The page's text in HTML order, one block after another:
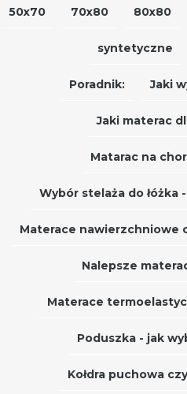
50x70 70x80 80x80
syntetyczne
Poradnik: Jaki
Jaki materac
Matarac na
Wybór stelaża do łóżka
Materace nawierzchniowe
Nalepsze
Materace
Poduszka - jak
Kołdra puchowa